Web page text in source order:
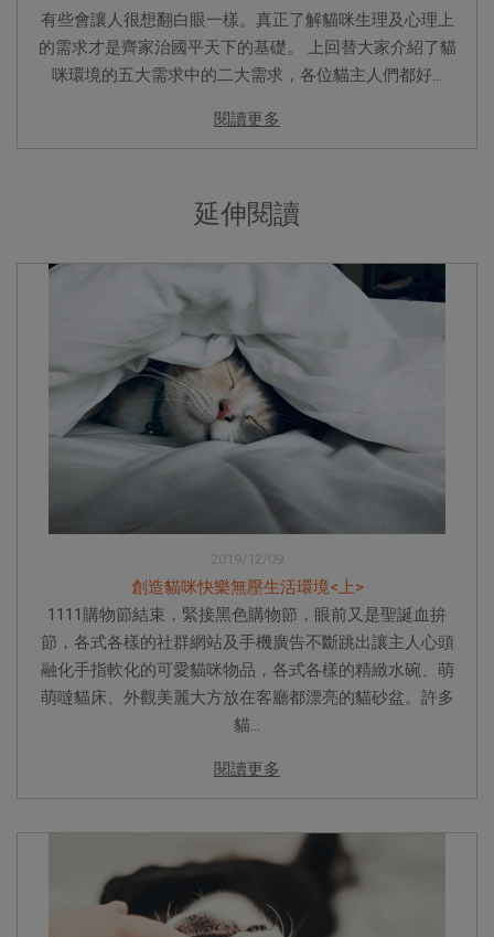
有些會讓人很想翻白眼一樣。真正了解貓咪生理及心理上
的需求才是齊家治國平天下的基礎。 上回替大家介紹了貓
咪環境的五大需求中的二大需求，各位貓主人們都好...
閱讀更多
延伸閱讀
2019/12/09
創造貓咪快樂無壓生活環境<上>
1111購物節結束，緊接黑色購物節，眼前又是聖誕血拚
節，各式各樣的社群網站及手機廣告不斷跳出讓主人心頭
融化手指軟化的可愛貓咪物品，各式各樣的精緻水碗、萌
萌噠貓床、外觀美麗大方放在客廳都漂亮的貓砂盆。許多
貓...
閱讀更多